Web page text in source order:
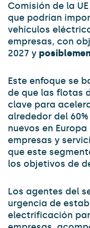
Comisión de la UE
que podrían
vehículos
empresas, con
2027 y
Este enfoque se
de que las flotas
clave para
alrededor del
nuevos en
empresas y
que este
los objetivos de
Los agentes del
urgencia de
electrificación